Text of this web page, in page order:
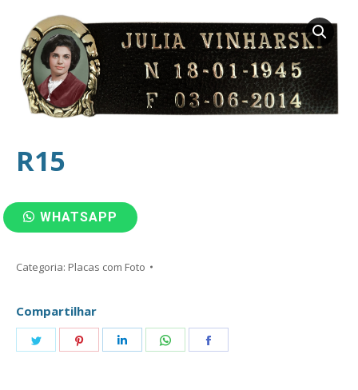
R15
WHATSAPP
Categoria: Placas com Foto
Compartilhar
CompartilharCompartilharCompartilharCompartilhar